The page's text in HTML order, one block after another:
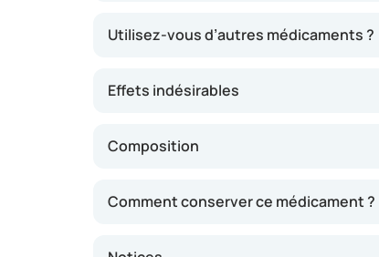
Utilisez-vous d’autres médicaments ?
Effets indésirables
Composition
Comment conserver ce médicament ?